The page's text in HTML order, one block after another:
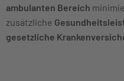
ambulanten Bereich
zusätzliche
gesetzliche